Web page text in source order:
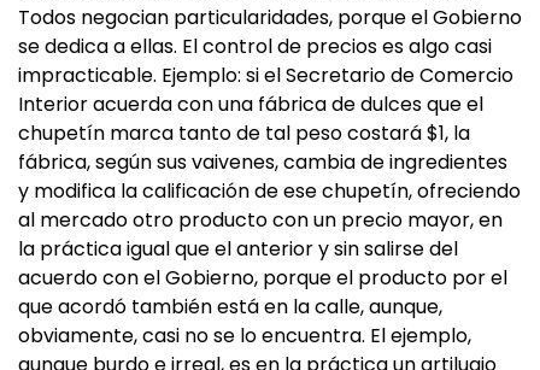
Todos negocian particularidades, porque el Gobierno
se dedica a ellas. El control de precios es algo casi
impracticable. Ejemplo: si el Secretario de Comercio
Interior acuerda con una fábrica de dulces que el
chupetín marca tanto de tal peso costará $1, la
fábrica, según sus vaivenes, cambia de ingredientes
y modifica la calificación de ese chupetín, ofreciendo
al mercado otro producto con un precio mayor, en
la práctica igual que el anterior y sin salirse del
acuerdo con el Gobierno, porque el producto por el
que acordó también está en la calle, aunque,
obviamente, casi no se lo encuentra. El ejemplo,